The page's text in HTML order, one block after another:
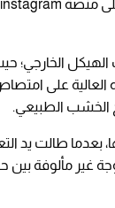
الخارجي؛
على
الخشب الطبيعي.
بعدما طالت يد
غير مألوفة بين